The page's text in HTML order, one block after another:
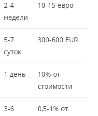
2-4
недели
10-15 евро
5-7
суток
300-600 EUR
1 день
10% от
стоимости
3-6 0,5-1% от